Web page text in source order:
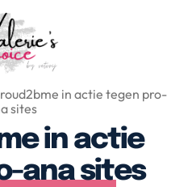
& Culture
& Drinks
& Opmerkelijk
& Duurzaamheid
in actie tegen pro-
sites
in actie
ana sites